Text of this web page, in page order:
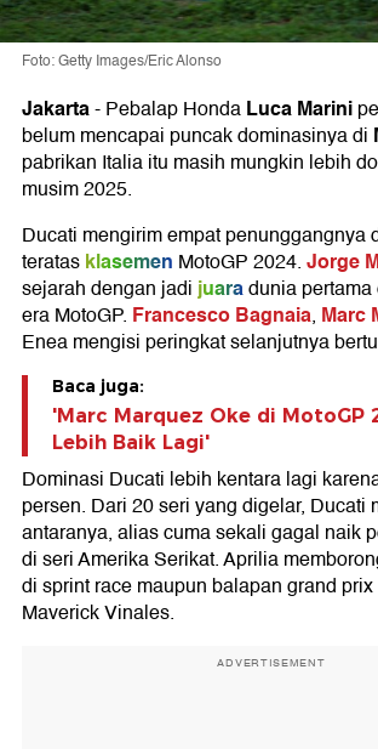
Foto: Getty Images/Eric Alonso
Jakarta-Pebalap HondaLuca Marini
belum mencapai puncak dominasinya di
pabrikan Italia itu masih mungkin lebih
musim 2025.
Ducati mengirim empat penunggangnya
teratasklasemen MotoGP 2024.Jorge
sejarah dengan jadijuaradunia
era MotoGP. Francesco Bagnaia, Marc
Enea mengisi peringkat selanjutnya
Baca juga:
'Marc Marquez Oke di MotoGP
Lebih Baik Lagi'
Dominasi Ducati lebih kentara lagi
persen. Dari 20 seri yang digelar, Ducati
antaranya, alias cuma sekali gagal naik
di seri Amerika Serikat. Aprilia
di sprint race maupun balapan grand
Maverick Vinales.
ADVERTISEMENT